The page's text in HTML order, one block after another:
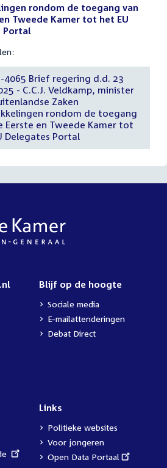
rondom de toegang van
Tweede Kamer tot het EU
Portal
4065 Brief regering d.d. 23
- C.C.J. Veldkamp, minister
Zaken
rondom de toegang
Eerste en Tweede Kamer tot
Delegates Portal
Blijf op de hoogte
Sociale media
E-mailattenderingen
Debat Direct
Links
Politieke websites
Voor jongeren
External
Open Data Portaal